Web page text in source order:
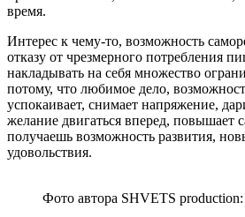
время.
Интерес к чему-то, возможность
отказу от чрезмерного потребления
накладывать на себя множество
потому, что любимое дело,
успокаивает, снимает напряжение,
желание двигаться вперед, повышает
получаешь возможность развития,
удовольствия.
Фото автора SHVETS production: